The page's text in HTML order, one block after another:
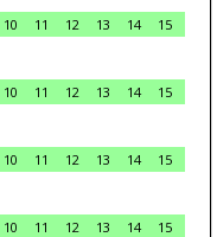
10 11 12 13 14
15
10 11 12 13 14
15
10 11 12 13 14
15
10 11 12 13 14 15